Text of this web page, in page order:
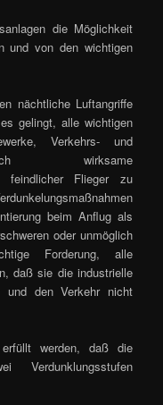
die Möglichkeit
und von den wichtigen
nächtliche Luftangriffe
gelingt, alle wichtigen
Verkehrs- und
wirksame
feindlicher Flieger zu
beim Anflug als
oder unmöglich
Forderung, alle
daß sie die industrielle
und den Verkehr nicht
werden, daß die
Verdunklungsstufen